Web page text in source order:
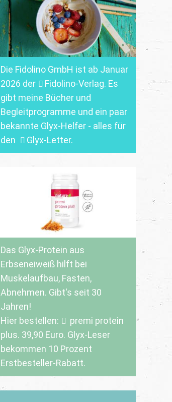
Die Fidolino GmbH ist ab Januar
2026 der
Fidolino-Verlag. Es
gibt meine Bücher und
Begleitprogramme und ein paar
bekannte Glyx-Helfer - alles für
den
Glyx-Letter.
Das Glyx-Protein aus
Erbseneiweiß hilft bei
Muskelaufbau, Fasten,
Abnehmen. Gibt's seit 30
Jahren!
Hier bestellen:
premi protein
plus. 39,90 Euro. Glyx-Leser
bekommen 10 Prozent
Erstbesteller-Rabatt.